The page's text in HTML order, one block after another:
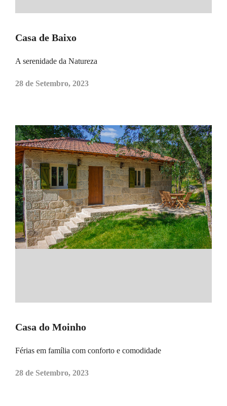
Casa de Baixo
A serenidade da Natureza
28 de Setembro, 2023
Casa do Moinho
Férias em família com conforto e comodidade
28 de Setembro, 2023